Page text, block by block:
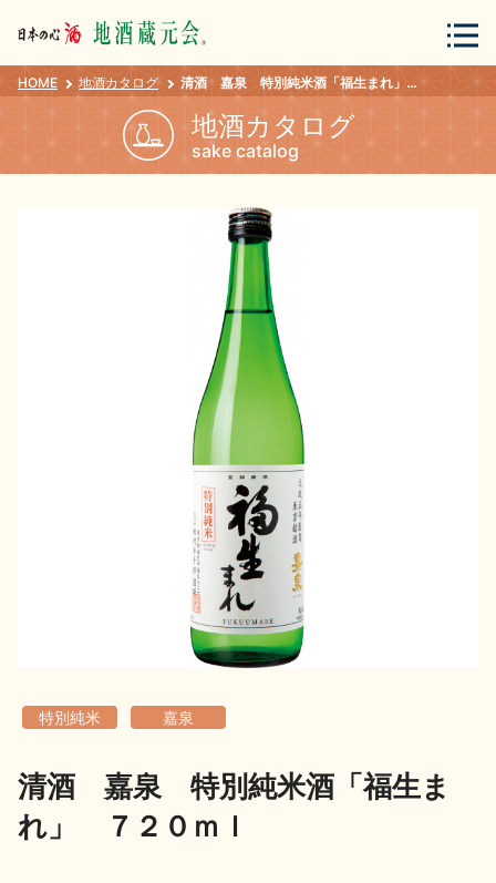
会員登録 ログイン
地酒カタログ
地酒解体新書
お楽しみコンテンツ
HOME 地酒カタログ 清酒 嘉泉 特別純米酒「福生まれ」 ７２０ｍｌ
地酒カタログ
sake catalog
特別純米 嘉泉
清酒 嘉泉 特別純米酒「福生ま
れ」 ７２０ｍｌ